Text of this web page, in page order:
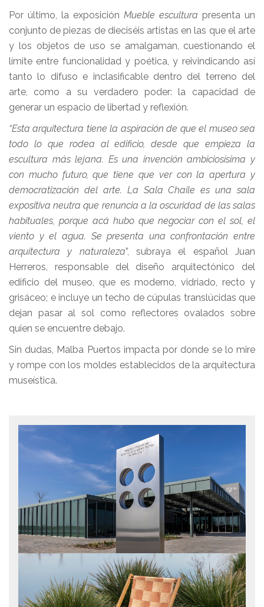
Por último, la exposición Mueble escultura presenta un
conjunto de piezas de dieciséis artistas en las que el arte
y los objetos de uso se amalgaman, cuestionando el
límite entre funcionalidad y poética, y reivindicando así
tanto lo difuso e inclasificable dentro del terreno del
arte, como a su verdadero poder: la capacidad de
generar un espacio de libertad y reflexión.
“Esta arquitectura tiene la aspiración de que el museo sea
todo lo que rodea al edificio, desde que empieza la
escultura más lejana. Es una invención ambiciosísima y
con mucho futuro, que tiene que ver con la apertura y
democratización del arte. La Sala Chaile es una sala
expositiva neutra que renuncia a la oscuridad de las salas
habituales, porque acá hubo que negociar con el sol, el
viento y el agua. Se presenta una confrontación entre
arquitectura y naturaleza”, subraya el español Juan
Herreros, responsable del diseño arquitectónico del
edificio del museo, que es moderno, vidriado, recto y
grisáceo; e incluye un techo de cúpulas translúcidas que
dejan pasar al sol como reflectores ovalados sobre
quien se encuentre debajo.
Sin dudas, Malba Puertos impacta por donde se lo mire
y rompe con los moldes establecidos de la arquitectura
museística.